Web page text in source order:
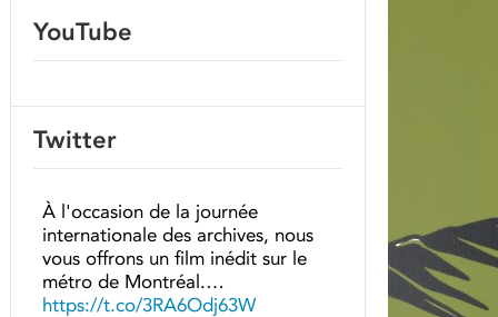
YouTube
Twitter
À l'occasion de la journée
internationale des archives, nous
vous offrons un film inédit sur le
métro de Montréal.…
https://t.co/3RA6Odj63W